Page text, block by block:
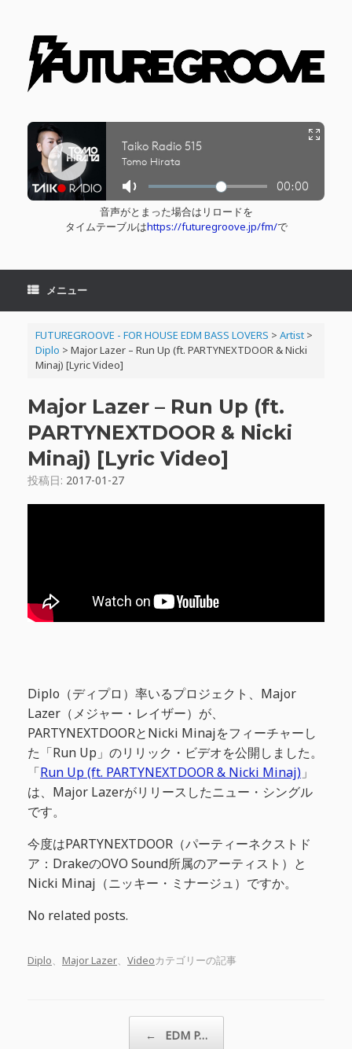
音声がとまった場合はリロードを
タイムテーブルはhttps://futuregroove.jp/fm/で
メニュー
FUTUREGROOVE - FOR HOUSE EDM BASS LOVERS > Artist>
Diplo > Major Lazer – Run Up (ft. PARTYNEXTDOOR & Nicki
Minaj) [Lyric Video]
Major Lazer – Run Up (ft.
PARTYNEXTDOOR & Nicki
Minaj) [Lyric Video]
投稿日: 2017-01-27
Diplo（ディプロ）率いるプロジェクト、Major
Lazer（メジャー・レイザー）が、
PARTYNEXTDOORとNicki Minajをフィーチャーし
た「Run Up」のリリック・ビデオを公開しました。
「Run Up (ft. PARTYNEXTDOOR & Nicki Minaj) 」
は、Major Lazerがリリースしたニュー・シングル
です。
今度はPARTYNEXTDOOR（パーティーネクストド
ア：DrakeのOVO Sound所属のアーティスト）と
Nicki Minaj（ニッキー・ミナージュ）ですか。
No related posts.
Diplo、 Major Lazer、 Videoカテゴリーの記事
← EDM P…